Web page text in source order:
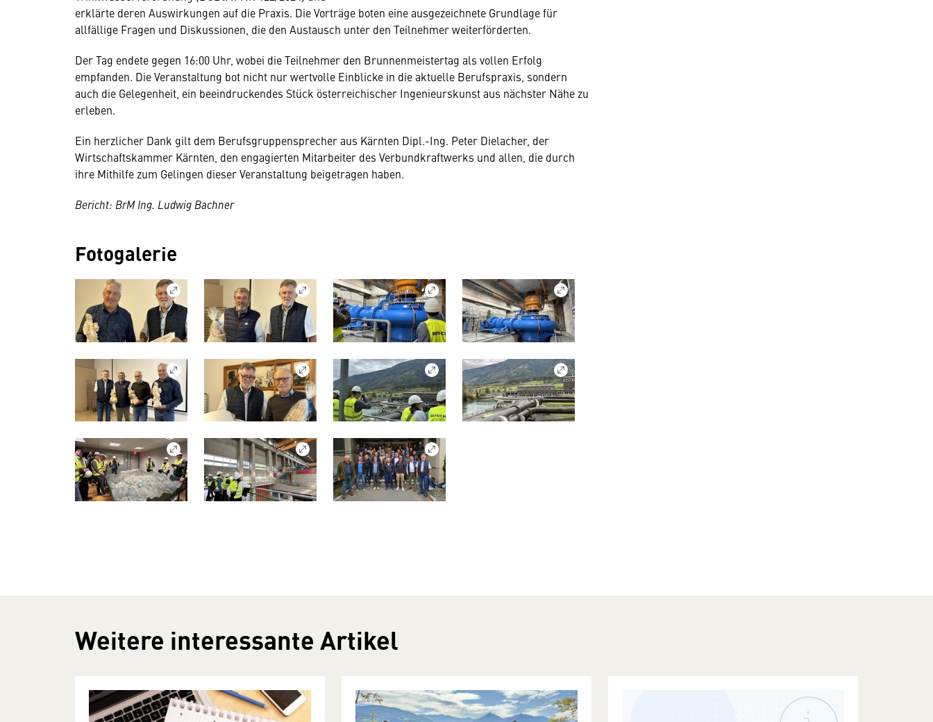
erklärte deren Auswirkungen auf die Praxis. Die Vorträge boten eine ausgezeichnete Grundlage für
allfällige Fragen und Diskussionen, die den Austausch unter den Teilnehmer weiterförderten.
Der Tag endete gegen 16:00 Uhr, wobei die Teilnehmer den Brunnenmeistertag als vollen Erfolg
empfanden. Die Veranstaltung bot nicht nur wertvolle Einblicke in die aktuelle Berufspraxis, sondern
auch die Gelegenheit, ein beeindruckendes Stück österreichischer Ingenieurskunst aus nächster Nähe zu
erleben.
Ein herzlicher Dank gilt dem Berufsgruppensprecher aus Kärnten Dipl.-Ing. Peter Dielacher, der
Wirtschaftskammer Kärnten, den engagierten Mitarbeiter des Verbundkraftwerks und allen, die durch
ihre Mithilfe zum Gelingen dieser Veranstaltung beigetragen haben.
Bericht: BrM Ing. Ludwig Bachner
Fotogalerie
Weitere interessante Artikel